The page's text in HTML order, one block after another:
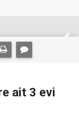
ait 3 evi